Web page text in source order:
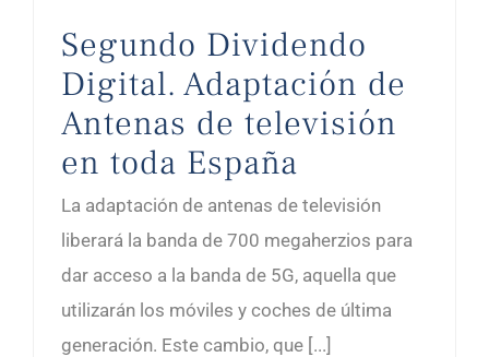
Segundo Dividendo
Digital. Adaptación de
Antenas de televisión
en toda España
La adaptación de antenas de televisión
liberará la banda de 700 megaherzios para
dar acceso a la banda de 5G, aquella que
utilizarán los móviles y coches de última
generación. Este cambio, que [...]